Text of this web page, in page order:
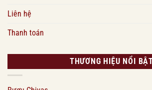
Liên hệ
Thanh toán
THƯƠNG HIỆU NỔI